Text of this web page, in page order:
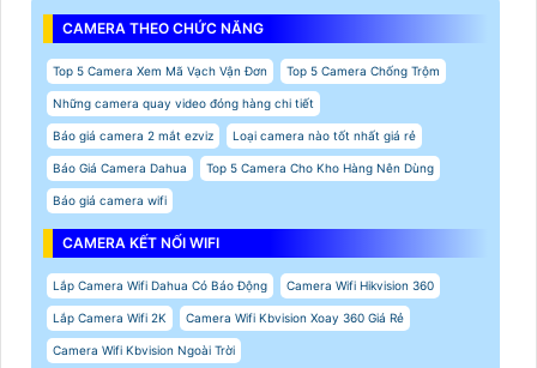
CAMERA THEO CHỨC NĂNG
Top 5 Camera Xem Mã Vạch Vận Đơn Top 5 Camera Chống Trộm
Những camera quay video đóng hàng chi tiết
Báo giá camera 2 mắt ezviz Loại camera nào tốt nhất giá rẻ
Báo Giá Camera Dahua Top 5 Camera Cho Kho Hàng Nên Dùng
Báo giá camera wifi
CAMERA KẾT NỐI WIFI
Lắp Camera Wifi Dahua Có Báo Động Camera Wifi Hikvision 360
Lắp Camera Wifi 2K Camera Wifi Kbvision Xoay 360 Giá Rẻ
Camera Wifi Kbvision Ngoài Trời